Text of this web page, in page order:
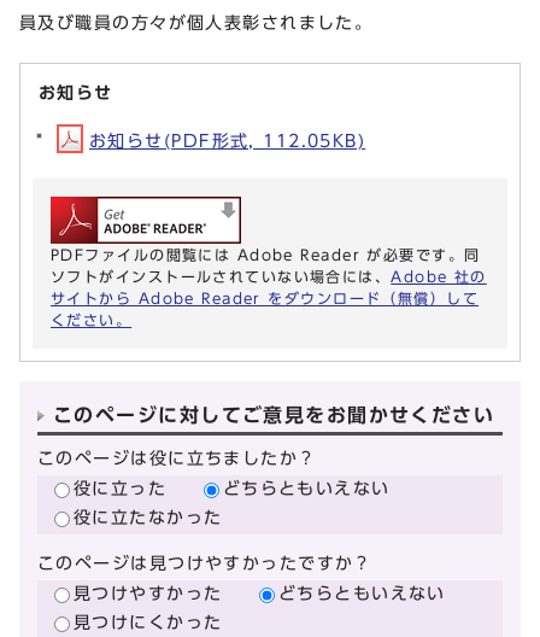
員及び職員の方々が個人表彰されました。
お知らせ
お知らせ(PDF形式, 112.05KB)
PDFファイルの閲覧には Adobe Reader が必要です。同
ソフトがインストールされていない場合には、 Adobe 社の
サイトから Adobe Reader をダウンロード（無償）して
ください。
このページに対してご意見をお聞かせください
このページは役に立ちましたか？
役に立った
どちらともいえない
役に立たなかった
このページは見つけやすかったですか？
見つけやすかった
どちらともいえない
見つけにくかった